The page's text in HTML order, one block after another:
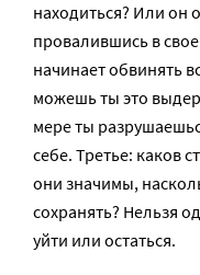
находиться? Или он
провалившись в
начинает обвинять
можешь ты это
мере ты
себе. Третье: каков
они значимы,
сохранять? Нельзя
уйти или остаться.